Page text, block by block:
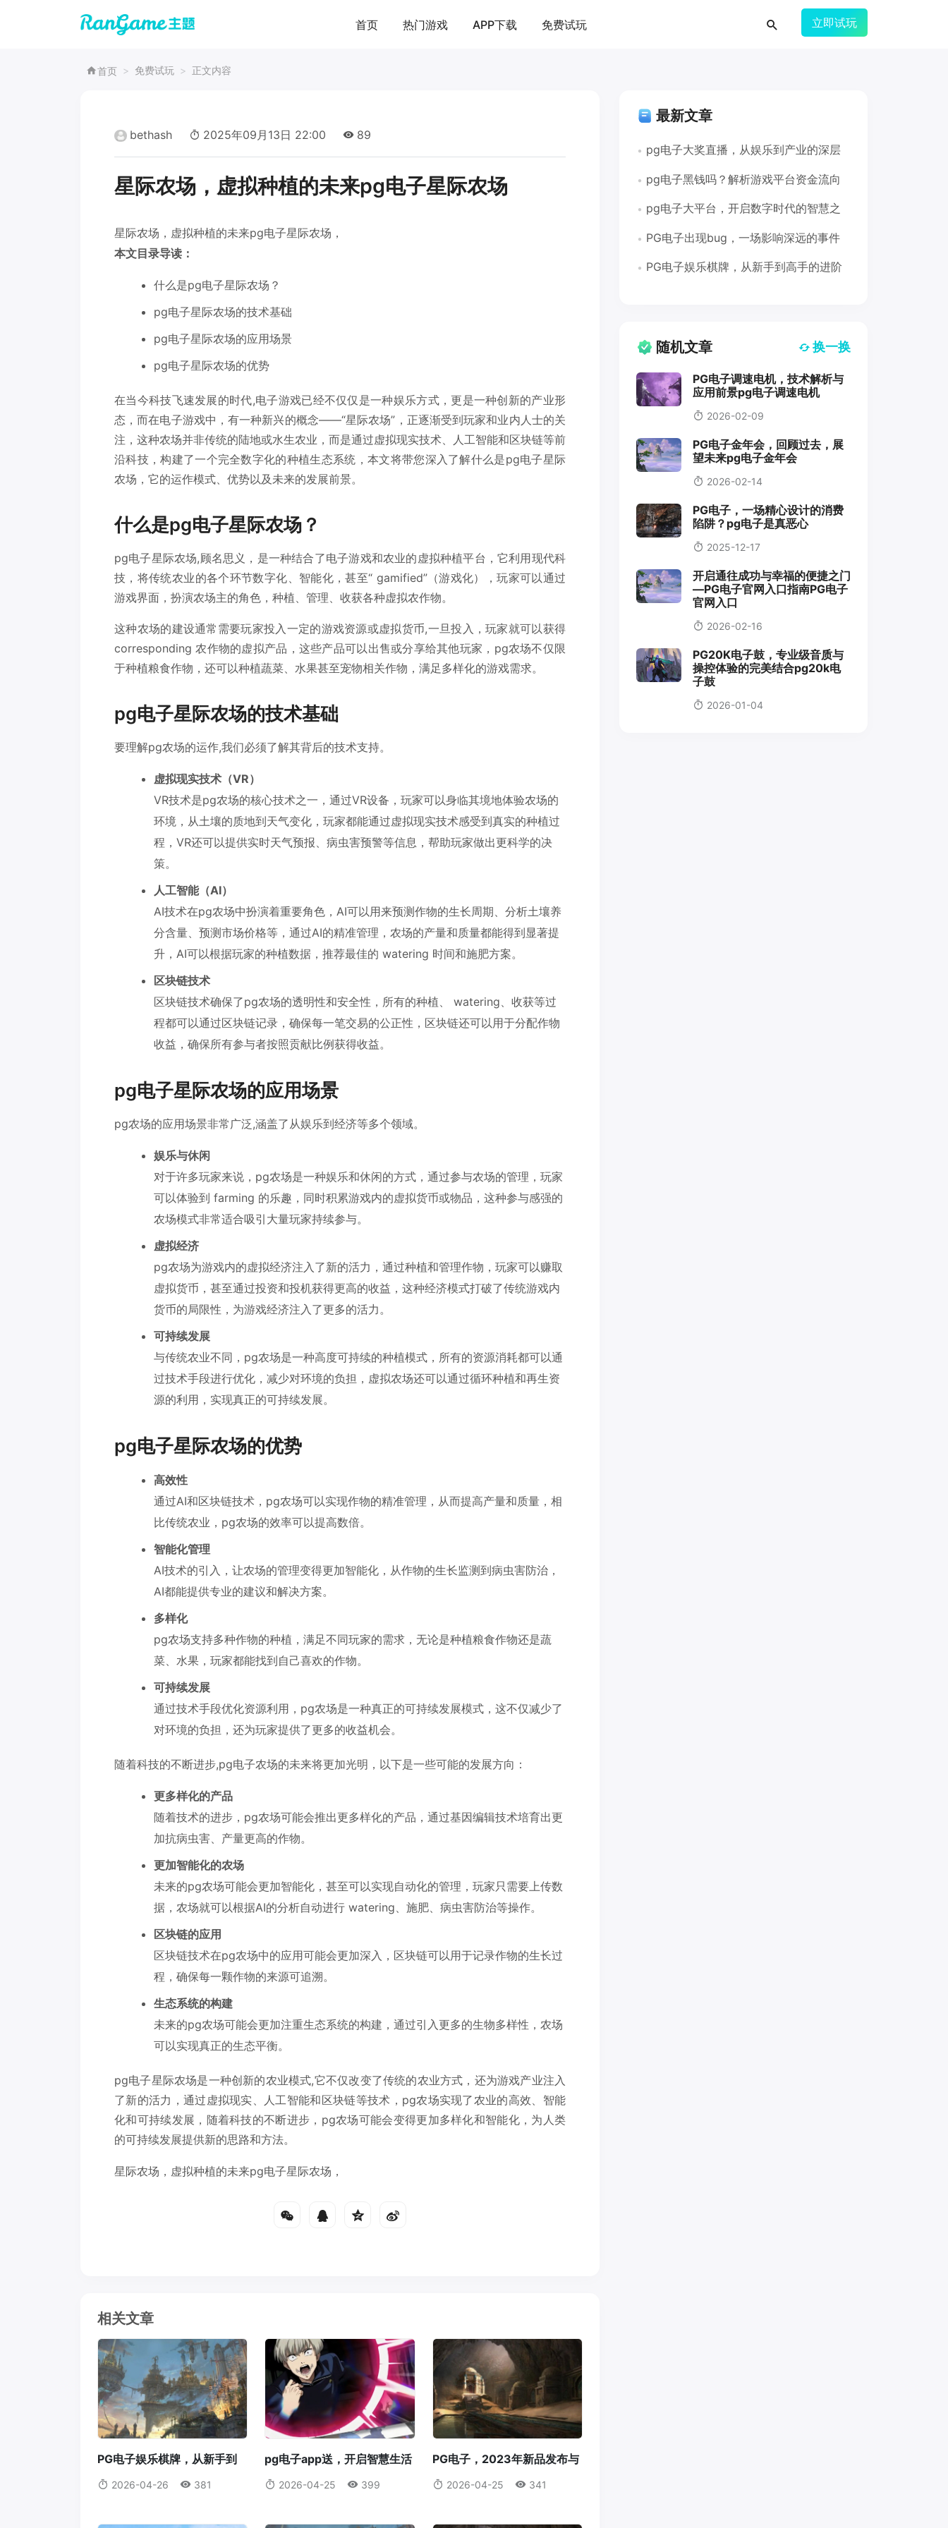
首页 热门游戏 APP下载 免费试玩 立即试玩
首页 免费试玩 正文内容
bethash 2025年09月13日 22:00 89
星际农场，虚拟种植的未来pg电子星际农场
星际农场，虚拟种植的未来pg电子星际农场，
本文目录导读：
什么是pg电子星际农场？
pg电子星际农场的技术基础
pg电子星际农场的应用场景
pg电子星际农场的优势
在当今科技飞速发展的时代,电子游戏已经不仅仅是一种娱乐方式，更是一种创新的产业形
态，而在电子游戏中，有一种新兴的概念——“星际农场”，正逐渐受到玩家和业内人士的关
注，这种农场并非传统的陆地或水生农业，而是通过虚拟现实技术、人工智能和区块链等前
沿科技，构建了一个完全数字化的种植生态系统，本文将带您深入了解什么是pg电子星际
农场，它的运作模式、优势以及未来的发展前景。
什么是pg电子星际农场？
pg电子星际农场,顾名思义，是一种结合了电子游戏和农业的虚拟种植平台，它利用现代科
技，将传统农业的各个环节数字化、智能化，甚至“ gamified”（游戏化），玩家可以通过
游戏界面，扮演农场主的角色，种植、管理、收获各种虚拟农作物。
这种农场的建设通常需要玩家投入一定的游戏资源或虚拟货币,一旦投入，玩家就可以获得
corresponding 农作物的虚拟产品，这些产品可以出售或分享给其他玩家，pg农场不仅限
于种植粮食作物，还可以种植蔬菜、水果甚至宠物相关作物，满足多样化的游戏需求。
pg电子星际农场的技术基础
要理解pg农场的运作,我们必须了解其背后的技术支持。
虚拟现实技术（VR）
VR技术是pg农场的核心技术之一，通过VR设备，玩家可以身临其境地体验农场的
环境，从土壤的质地到天气变化，玩家都能通过虚拟现实技术感受到真实的种植过
程，VR还可以提供实时天气预报、病虫害预警等信息，帮助玩家做出更科学的决
策。
人工智能（AI）
AI技术在pg农场中扮演着重要角色，AI可以用来预测作物的生长周期、分析土壤养
分含量、预测市场价格等，通过AI的精准管理，农场的产量和质量都能得到显著提
升，AI可以根据玩家的种植数据，推荐最佳的 watering 时间和施肥方案。
区块链技术
区块链技术确保了pg农场的透明性和安全性，所有的种植、 watering、收获等过
程都可以通过区块链记录，确保每一笔交易的公正性，区块链还可以用于分配作物
收益，确保所有参与者按照贡献比例获得收益。
pg电子星际农场的应用场景
pg农场的应用场景非常广泛,涵盖了从娱乐到经济等多个领域。
娱乐与休闲
对于许多玩家来说，pg农场是一种娱乐和休闲的方式，通过参与农场的管理，玩家
可以体验到 farming 的乐趣，同时积累游戏内的虚拟货币或物品，这种参与感强的
农场模式非常适合吸引大量玩家持续参与。
虚拟经济
pg农场为游戏内的虚拟经济注入了新的活力，通过种植和管理作物，玩家可以赚取
虚拟货币，甚至通过投资和投机获得更高的收益，这种经济模式打破了传统游戏内
货币的局限性，为游戏经济注入了更多的活力。
可持续发展
与传统农业不同，pg农场是一种高度可持续的种植模式，所有的资源消耗都可以通
过技术手段进行优化，减少对环境的负担，虚拟农场还可以通过循环种植和再生资
源的利用，实现真正的可持续发展。
pg电子星际农场的优势
高效性
通过AI和区块链技术，pg农场可以实现作物的精准管理，从而提高产量和质量，相
比传统农业，pg农场的效率可以提高数倍。
智能化管理
AI技术的引入，让农场的管理变得更加智能化，从作物的生长监测到病虫害防治，
AI都能提供专业的建议和解决方案。
多样化
pg农场支持多种作物的种植，满足不同玩家的需求，无论是种植粮食作物还是蔬
菜、水果，玩家都能找到自己喜欢的作物。
可持续发展
通过技术手段优化资源利用，pg农场是一种真正的可持续发展模式，这不仅减少了
对环境的负担，还为玩家提供了更多的收益机会。
随着科技的不断进步,pg电子农场的未来将更加光明，以下是一些可能的发展方向：
更多样化的产品
随着技术的进步，pg农场可能会推出更多样化的产品，通过基因编辑技术培育出更
加抗病虫害、产量更高的作物。
更加智能化的农场
未来的pg农场可能会更加智能化，甚至可以实现自动化的管理，玩家只需要上传数
据，农场就可以根据AI的分析自动进行 watering、施肥、病虫害防治等操作。
区块链的应用
区块链技术在pg农场中的应用可能会更加深入，区块链可以用于记录作物的生长过
程，确保每一颗作物的来源可追溯。
生态系统的构建
未来的pg农场可能会更加注重生态系统的构建，通过引入更多的生物多样性，农场
可以实现真正的生态平衡。
pg电子星际农场是一种创新的农业模式,它不仅改变了传统的农业方式，还为游戏产业注入
了新的活力，通过虚拟现实、人工智能和区块链等技术，pg农场实现了农业的高效、智能
化和可持续发展，随着科技的不断进步，pg农场可能会变得更加多样化和智能化，为人类
的可持续发展提供新的思路和方法。
星际农场，虚拟种植的未来pg电子星际农场，
相关文章
PG电子娱乐棋牌，从新手到
高手的进阶指南pg电子娱乐棋
牌
2026-04-26 381
pg电子app送，开启智慧生活
的新篇章pg电子app送
2026-04-25 399
PG电子，2023年新品发布与
更新时间表解析pg电子几点更
新
2026-04-25 341
最新文章
pg电子大奖直播，从娱乐到产业的深层
pg电子黑钱吗？解析游戏平台资金流向
pg电子大平台，开启数字时代的智慧之
PG电子出现bug，一场影响深远的事件
PG电子娱乐棋牌，从新手到高手的进阶
随机文章 换一换
PG电子调速电机，技术解析与
应用前景pg电子调速电机
2026-02-09
PG电子金年会，回顾过去，展
望未来pg电子金年会
2026-02-14
PG电子，一场精心设计的消费
陷阱？pg电子是真恶心
2025-12-17
开启通往成功与幸福的便捷之门
—PG电子官网入口指南PG电子
官网入口
2026-02-16
PG20K电子鼓，专业级音质与
操控体验的完美结合pg20k电
子鼓
2026-01-04